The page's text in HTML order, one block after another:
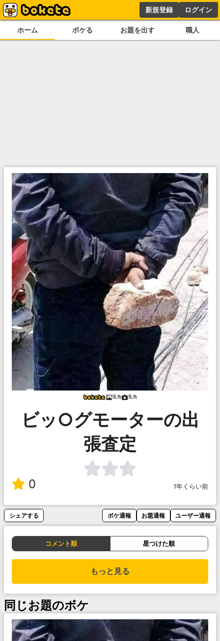
新規登録 ログイン
ホーム ボケる お題を出す 職人
兎角 兎角
ビッ○グモーターの出
張査定
0 1年くらい前
シェアする ボケ通報 お題通報 ユーザー通報
コメント順 星つけた順
もっと見る
同じお題のボケ